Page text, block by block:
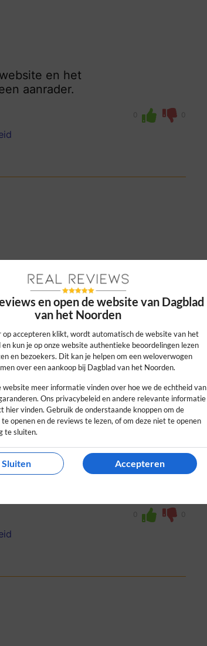
en het
aanrader.
0 0
en fijn dat je kunt kiezen
is een aanrader.
0 0
en open de website van Dagblad
van het Noorden
op accepteren klikt, wordt automatisch de website van het
en kun je op onze website authentieke beoordelingen lezen
en bezoekers. Dit kan je helpen om een weloverwogen
over een aankoop bij Dagblad van het Noorden.
website meer informatie vinden over hoe we de echtheid van
Ons privacybeleid en andere relevante informatie
hier vinden. Gebruik de onderstaande knoppen om de
openen en de reviews te lezen, of om deze niet te openen
te sluiten.
Sluiten Accepteren